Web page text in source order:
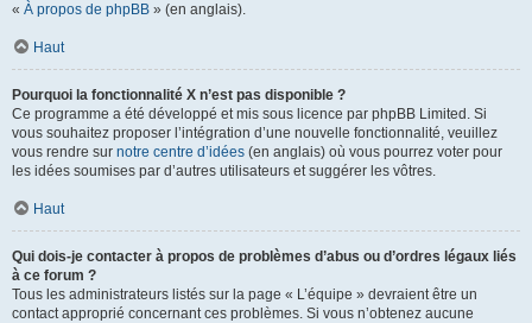
« À propos de phpBB » (en anglais).
Haut
Pourquoi la fonctionnalité X n’est pas disponible ?
Ce programme a été développé et mis sous licence par phpBB Limited. Si
vous souhaitez proposer l’intégration d’une nouvelle fonctionnalité, veuillez
vous rendre sur notre centre d’idées (en anglais) où vous pourrez voter pour
les idées soumises par d’autres utilisateurs et suggérer les vôtres.
Haut
Qui dois-je contacter à propos de problèmes d’abus ou d’ordres légaux liés
à ce forum ?
Tous les administrateurs listés sur la page « L’équipe » devraient être un
contact approprié concernant ces problèmes. Si vous n’obtenez aucune